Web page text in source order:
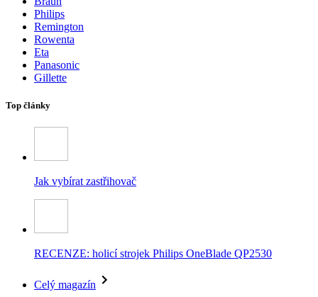
Philips
Remington
Rowenta
Eta
Panasonic
Gillette
Top články
Jak vybírat zastřihovač
RECENZE: holicí strojek Philips OneBlade QP2530
Celý magazín